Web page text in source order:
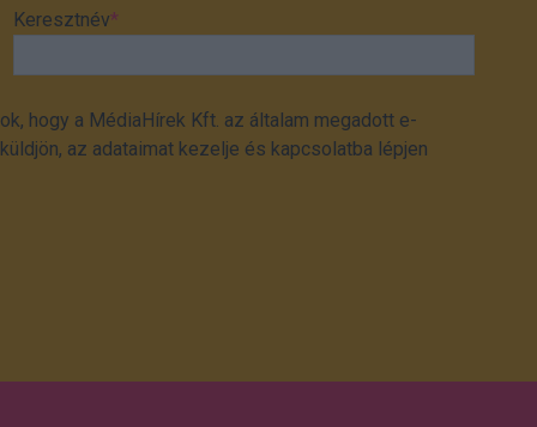
Keresztnév*
hogy a MédiaHírek Kft. az általam megadott e-
az adataimat kezelje és kapcsolatba lépjen